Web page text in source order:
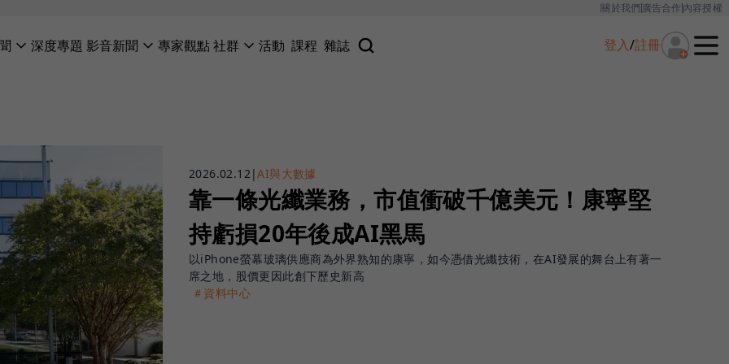
關於我們廣告合作內容授權
深度專題 影音新聞 專家觀點社群 活動 課程 雜誌 登入/註冊
2026.02.12|AI與大數據
靠一條光纖業務，市值衝破千億美元！康寧堅
持虧損20年後成AI黑馬
以iPhone螢幕玻璃供應商為外界熟知的康寧，如今憑借光纖技術，在AI發展的舞台上有著一
席之地，股價更因此創下歷史新高
＃資料中心